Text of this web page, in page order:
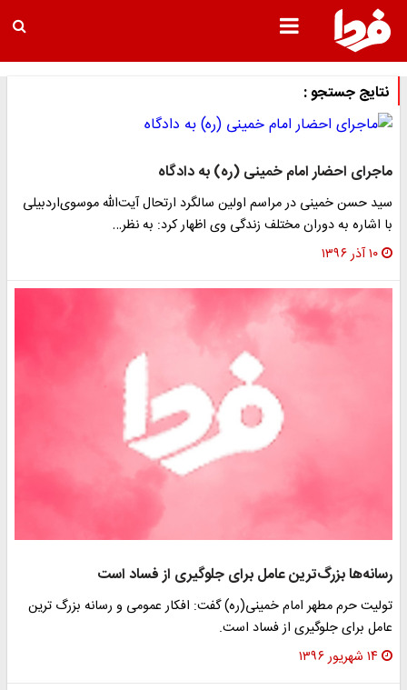
نتایج جستجو :
ماجرای احضار امام خمینی (ره) به دادگاه
سید حسن خمینی در مراسم اولین سالگرد ارتحال آیت‌الله موسوی‌اردبیلی
با اشاره به دوران مختلف زندگی وی اظهار کرد: به نظر…
۱۰ آذر ۱۳۹۶
رسانه‌ها بزرگ‌ترین عامل برای جلوگیری از فساد است
تولیت حرم مطهر امام خمینی(ره) گفت: افکار عمومی و رسانه بزرگ ترین
عامل برای جلوگیری از فساد است.
۱۴ شهریور ۱۳۹۶